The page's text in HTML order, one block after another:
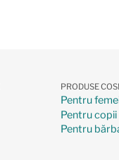
PRODUSE
Pentru
Pentru copii
Pentru